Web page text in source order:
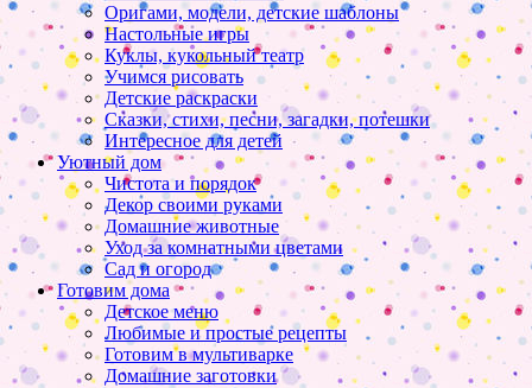
Оригами, модели, детские шаблоны
Настольные игры
Куклы, кукольный театр
Учимся рисовать
Детские раскраски
Сказки, стихи, песни, загадки, потешки
Интересное для детей
Уютный дом
Чистота и порядок
Декор своими руками
Домашние животные
Уход за комнатными цветами
Сад и огород
Готовим дома
Детское меню
Любимые и простые рецепты
Готовим в мультиварке
Домашние заготовки